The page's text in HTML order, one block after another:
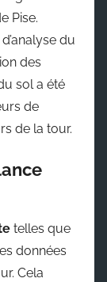
Pise.
du
des
sol a été
de
de la tour.
telles que
données
Cela